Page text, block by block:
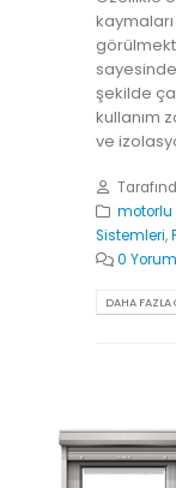
şekilde
kullanım
ve
motorlu
Sistemleri,
0
DAHA FAZLA